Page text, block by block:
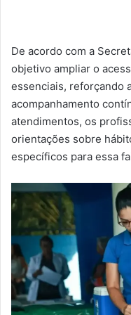
De acordo com a
objetivo ampliar o
essenciais, reforçando
acompanhamento
atendimentos, os
orientações sobre
específicos para essa